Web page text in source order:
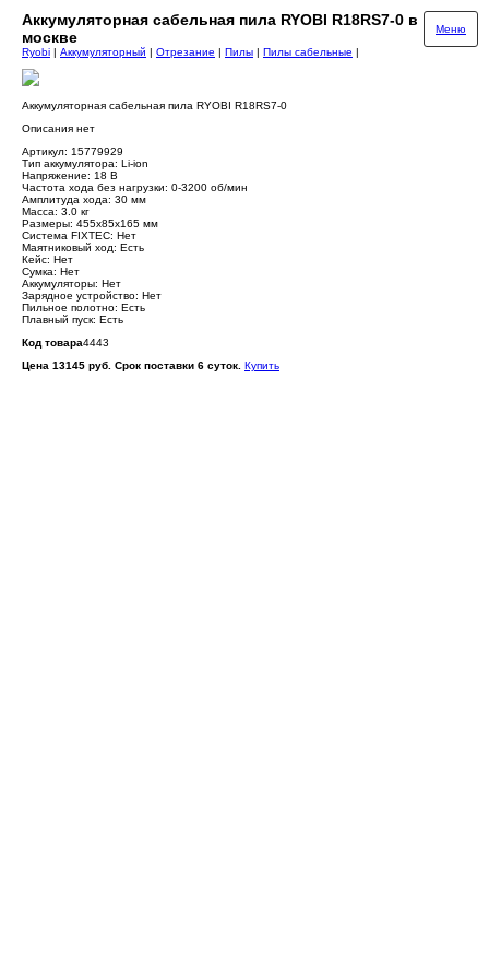
Аккумуляторная сабельная пила RYOBI R18RS7-0 в
москве
Меню
Ryobi | Аккумуляторный | Отрезание | Пилы | Пилы сабельные |
Аккумуляторная сабельная пила RYOBI R18RS7-0
Описания нет
Артикул: 15779929
Тип аккумулятора: Li-ion
Напряжение: 18 В
Частота хода без нагрузки: 0-3200 об/мин
Амплитуда хода: 30 мм
Масса: 3.0 кг
Размеры: 455х85х165 мм
Система FIXTEC: Нет
Маятниковый ход: Есть
Кейс: Нет
Сумка: Нет
Аккумуляторы: Нет
Зарядное устройство: Нет
Пильное полотно: Есть
Плавный пуск: Есть
Код товара4443
Цена 13145 руб. Срок поставки 6 суток. Купить